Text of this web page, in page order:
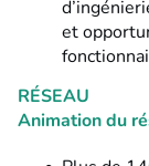
et
RÉSEAU
Animation du